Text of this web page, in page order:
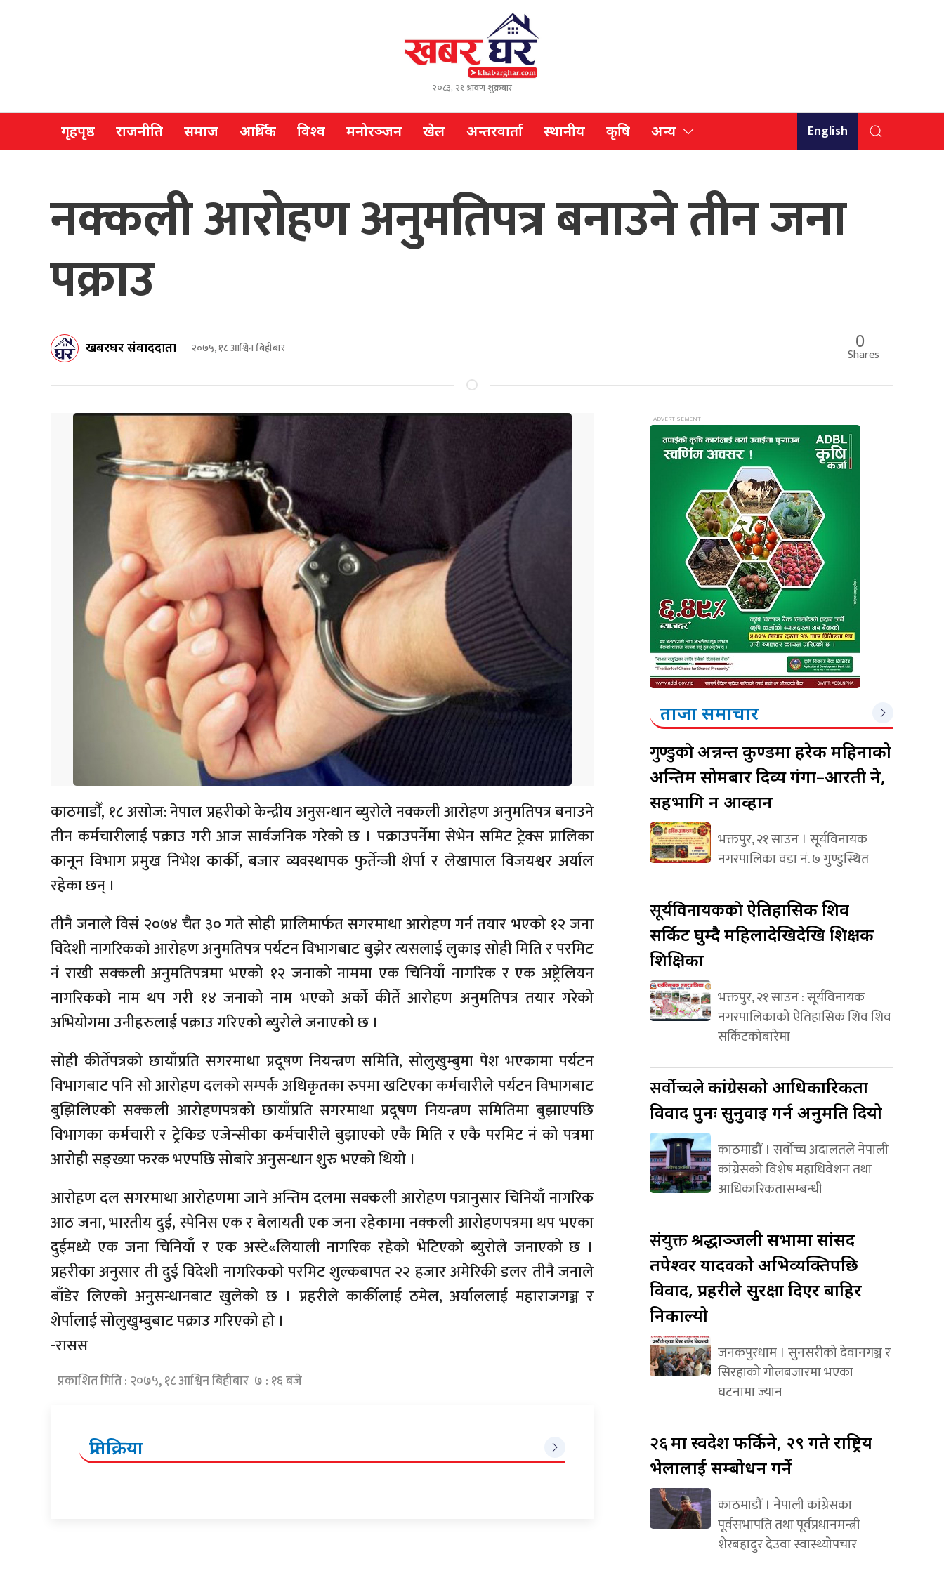
२०८३, २१ श्रावण शुक्रबार
गृहपृष्ठ राजनीति समाज आर्थिक विश्व मनोरञ्जन खेल अन्तरवार्ता स्थानीय कृषि अन्य English
नक्कली आरोहण अनुमतिपत्र बनाउने तीन जना
पक्राउ
खबरघर संवाददाता २०७५, १८ आश्विन बिहीबार 0
Shares
काठमाडौँ, १८ असोज: नेपाल प्रहरीको केन्द्रीय अनुसन्धान ब्युरोले नक्कली आरोहण अनुमतिपत्र बनाउने
तीन कर्मचारीलाई पक्राउ गरी आज सार्वजनिक गरेको छ । पक्राउपर्नेमा सेभेन समिट ट्रेक्स प्रालिका
कानून विभाग प्रमुख निभेश कार्की, बजार व्यवस्थापक फुर्तेन्जी शेर्पा र लेखापाल विजयश्वर अर्याल
रहेका छन् ।
तीनै जनाले विसं २०७४ चैत ३० गते सोही प्रालिमार्फत सगरमाथा आरोहण गर्न तयार भएको १२ जना
विदेशी नागरिकको आरोहण अनुमतिपत्र पर्यटन विभागबाट बुझेर त्यसलाई लुकाइ सोही मिति र परमिट
नं राखी सक्कली अनुमतिपत्रमा भएको १२ जनाको नाममा एक चिनियाँ नागरिक र एक अष्ट्रेलियन
नागरिकको नाम थप गरी १४ जनाको नाम भएको अर्को कीर्ते आरोहण अनुमतिपत्र तयार गरेको
अभियोगमा उनीहरुलाई पक्राउ गरिएको ब्युरोले जनाएको छ ।
सोही कीर्तेपत्रको छायाँप्रति सगरमाथा प्रदूषण नियन्त्रण समिति, सोलुखुम्बुमा पेश भएकामा पर्यटन
विभागबाट पनि सो आरोहण दलको सम्पर्क अधिकृतका रुपमा खटिएका कर्मचारीले पर्यटन विभागबाट
बुझिलिएको सक्कली आरोहणपत्रको छायाँप्रति सगरमाथा प्रदूषण नियन्त्रण समितिमा बुझाएपछि
विभागका कर्मचारी र ट्रेकिङ एजेन्सीका कर्मचारीले बुझाएको एकै मिति र एकै परमिट नं को पत्रमा
आरोही सङ्ख्या फरक भएपछि सोबारे अनुसन्धान शुरु भएको थियो ।
आरोहण दल सगरमाथा आरोहणमा जाने अन्तिम दलमा सक्कली आरोहण पत्रानुसार चिनियाँ नागरिक
आठ जना, भारतीय दुई, स्पेनिस एक र बेलायती एक जना रहेकामा नक्कली आरोहणपत्रमा थप भएका
दुईमध्ये एक जना चिनियाँ र एक अस्टे«लियाली नागरिक रहेको भेटिएको ब्युरोले जनाएको छ ।
प्रहरीका अनुसार ती दुई विदेशी नागरिकको परमिट शुल्कबापत २२ हजार अमेरिकी डलर तीनै जनाले
बाँडेर लिएको अनुसन्धानबाट खुलेको छ । प्रहरीले कार्कीलाई ठमेल, अर्याललाई महाराजगञ्ज र
शेर्पालाई सोलुखुम्बुबाट पक्राउ गरिएको हो ।
-रासस
प्रकाशित मिति : २०७५, १८ आश्विन बिहीबार ७ : १६ बजे
प्रतिक्रिया
ताजा समाचार
गुण्डुकोअन्नन्त कुण्डमा हरेक महिनाको
अन्तिम सोमबार दिव्य गंगा–आरती हुने,
सहभागि हुन आव्हान
भक्तपुर, २१ साउन । सूर्यविनायक
नगरपालिका वडा नं. ७ गुण्डुस्थित
सूर्यविनायककोऐतिहासिक शिव
सर्किट घुम्दै महिलादेखिदेखि शिक्षक
शिक्षिका
भक्तपुर, २१ साउन : सूर्यविनायक
नगरपालिकाको ऐतिहासिक शिव शिव
सर्किटकोबारेमा
सर्वोच्चलेकांग्रेसको आधिकारिकता
विवाद पुनः सुनुवाइ गर्न अनुमति दियो
काठमाडौं । सर्वोच्च अदालतले नेपाली
कांग्रेसको विशेष महाधिवेशन तथा
आधिकारिकतासम्बन्धी
संयुक्तश्रद्धाञ्जली सभामा सांसद
तपेश्वर यादवको अभिव्यक्तिपछि
विवाद, प्रहरीले सुरक्षा दिएर बाहिर
निकाल्यो
जनकपुरधाम । सुनसरीको देवानगञ्ज र
सिरहाको गोलबजारमा भएका
घटनामा ज्यान
२६मा स्वदेश फर्किने, २९ गते राष्ट्रिय
भेलालाई सम्बोधन गर्ने
काठमाडौं । नेपाली कांग्रेसका
पूर्वसभापति तथा पूर्वप्रधानमन्त्री
शेरबहादुर देउवा स्वास्थ्योपचार